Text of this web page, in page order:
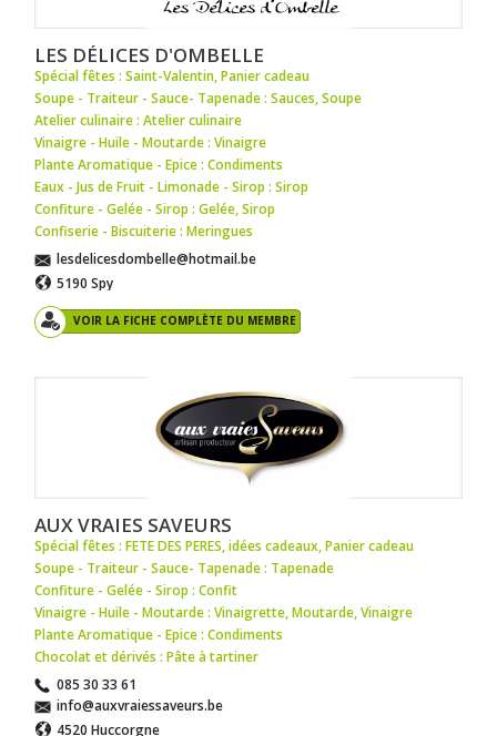
LES DÉLICES D'OMBELLE
Spécial fêtes : Saint-Valentin,Panier cadeau
Soupe - Traiteur - Sauce- Tapenade : Sauces,Soupe
Atelier culinaire : Atelier culinaire
Vinaigre - Huile - Moutarde : Vinaigre
Plante Aromatique - Epice : Condiments
Eaux - Jus de Fruit - Limonade - Sirop : Sirop
Confiture - Gelée - Sirop : Gelée,Sirop
Confiserie - Biscuiterie : Meringues
lesdelicesdombelle@hotmail.be
5190 Spy
VOIR LA FICHE COMPLÈTE DU MEMBRE
AUX VRAIES SAVEURS
Spécial fêtes : FETE DES PERES,idées cadeaux,Panier cadeau
Soupe - Traiteur - Sauce- Tapenade : Tapenade
Confiture - Gelée - Sirop : Confit
Vinaigre - Huile - Moutarde : Vinaigrette,Moutarde,Vinaigre
Plante Aromatique - Epice : Condiments
Chocolat et dérivés : Pâte à tartiner
085 30 33 61
info@auxvraiessaveurs.be
4520 Huccorgne